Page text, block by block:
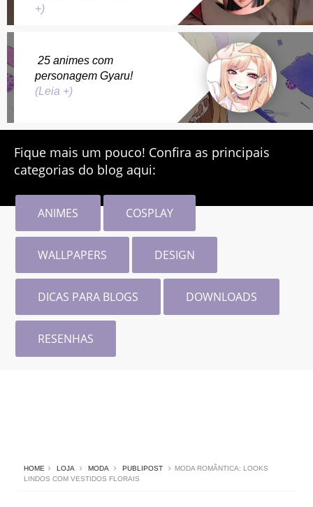
+)
25 animes com
personagem Gyaru!
(Leia +)
Fique mais um pouco! Confira as principais
categorias do blog aqui:
ANIMES COSPLAY
WALLPAPERS DESIGN
DICAS PARA BLOGS DOWNLOADS
RESENHAS
HOME LOJA MODA PUBLIPOST
MODA ROMÂNTICA: LOOKS
LINDOS COM VESTIDOS FLORAIS